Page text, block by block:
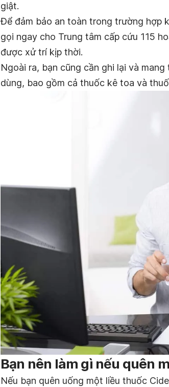
giật.
Để đảm bảo an toàn trong trường hợp
gọi ngay cho Trung tâm cấp cứu 115
được xử trí kịp thời.
Ngoài ra, bạn cũng cần ghi lại và
dùng, bao gồm cả thuốc kê toa và
Bạn nên làm gì nếu quên
Nếu bạn quên uống một liều thuốc